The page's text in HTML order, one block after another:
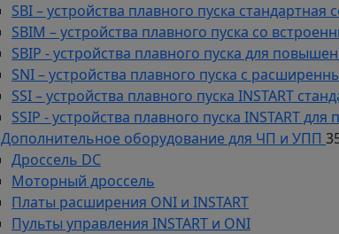
SBI – устройства плавного пуска
SBIM – устройства плавного пуска со
SBIP - устройства плавного пуска для
SNI – устройства плавного пуска с
SSI – устройства плавного пуска INSTART
SSIP - устройства плавного пуска INSTART
Дополнительное оборудование для ЧП и УПП
Дроссель DC
Моторный дроссель
Платы расширения ONI и INSTART
Пульты управления INSTART и ONI